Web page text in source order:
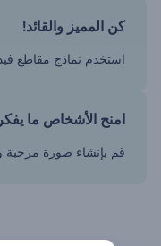
كن المميز والقائد!
استخدم نماذج مقاطع
امنح الأشخاص ما
قم بإنشاء صورة مرحبة